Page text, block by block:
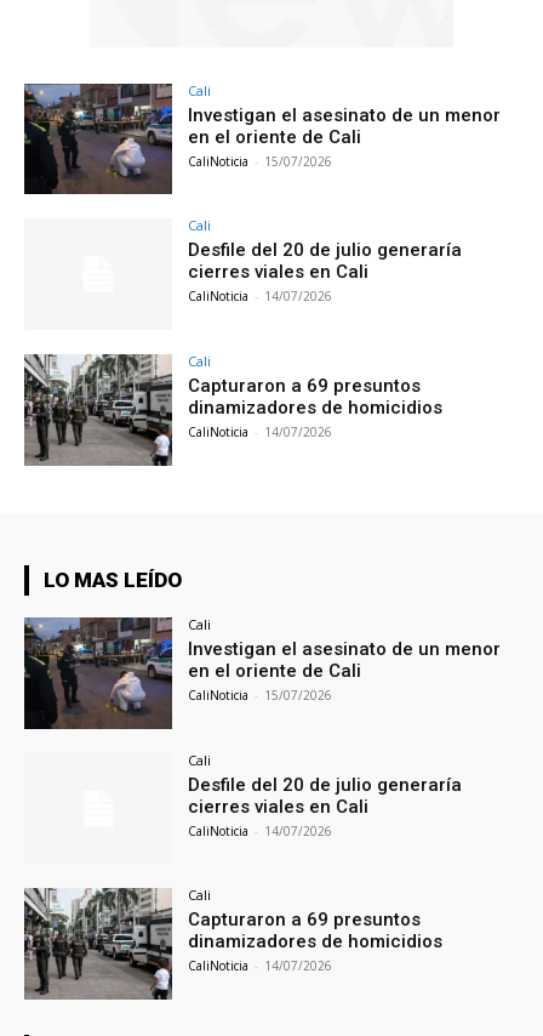
Cali
Investigan el asesinato de un menor
en el oriente de Cali
CaliNoticia - 15/07/2026
Cali
Desfile del 20 de julio generaría
cierres viales en Cali
CaliNoticia - 14/07/2026
Cali
Capturaron a 69 presuntos
dinamizadores de homicidios
CaliNoticia - 14/07/2026
LO MAS LEÍDO
Cali
Investigan el asesinato de un menor
en el oriente de Cali
CaliNoticia - 15/07/2026
Cali
Desfile del 20 de julio generaría
cierres viales en Cali
CaliNoticia - 14/07/2026
Cali
Capturaron a 69 presuntos
dinamizadores de homicidios
CaliNoticia - 14/07/2026